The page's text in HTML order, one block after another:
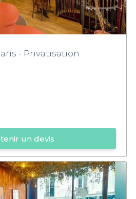
- Privatisation
un devis